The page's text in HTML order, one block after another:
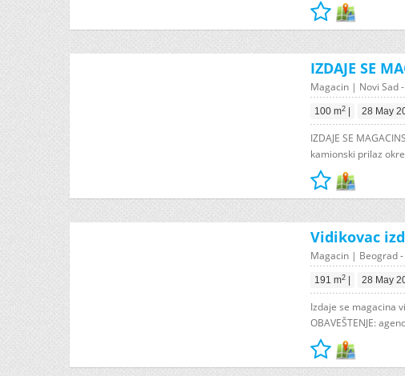
IZDAJE SE
Magacin | Novi Sad
100 m2 28 May
IZDAJE SE
kamionski prilaz
Vidikovac
Magacin | Beograd -
191 m2 28 May
Izdaje se magacina
OBAVEŠTENJE: